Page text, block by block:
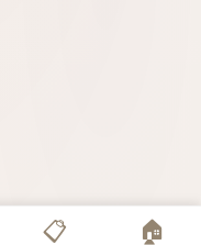
🏠
📋